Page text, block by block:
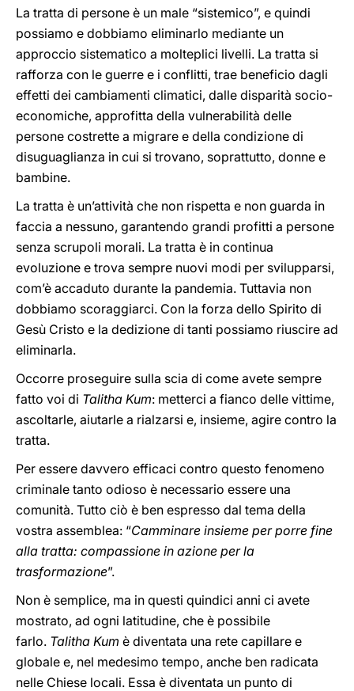
La tratta di persone è un male “sistemico”, e quindi
possiamo e dobbiamo eliminarlo mediante un
approccio sistematico a molteplici livelli. La tratta si
rafforza con le guerre e i conflitti, trae beneficio dagli
effetti dei cambiamenti climatici, dalle disparità socio-
economiche, approfitta della vulnerabilità delle
persone costrette a migrare e della condizione di
disuguaglianza in cui si trovano, soprattutto, donne e
bambine.
La tratta è un’attività che non rispetta e non guarda in
faccia a nessuno, garantendo grandi profitti a persone
senza scrupoli morali. La tratta è in continua
evoluzione e trova sempre nuovi modi per svilupparsi,
com’è accaduto durante la pandemia. Tuttavia non
dobbiamo scoraggiarci. Con la forza dello Spirito di
Gesù Cristo e la dedizione di tanti possiamo riuscire ad
eliminarla.
Occorre proseguire sulla scia di come avete sempre
fatto voi di Talitha Kum: metterci a fianco delle vittime,
ascoltarle, aiutarle a rialzarsi e, insieme, agire contro la
tratta.
Per essere davvero efficaci contro questo fenomeno
criminale tanto odioso è necessario essere una
comunità. Tutto ciò è ben espresso dal tema della
vostra assemblea: “Camminare insieme per porre fine
alla tratta: compassione in azione per la
trasformazione”.
Non è semplice, ma in questi quindici anni ci avete
mostrato, ad ogni latitudine, che è possibile
farlo. Talitha Kum è diventata una rete capillare e
globale e, nel medesimo tempo, anche ben radicata
nelle Chiese locali. Essa è diventata un punto di